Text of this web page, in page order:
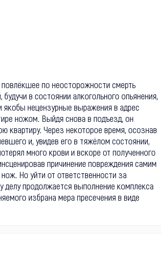
по неосторожности смерть
в состоянии алкогольного опьянения,
нецензурные выражения в адрес
ножом. Выйдя снова в подъезд, он
квартиру. Через некоторое время, осознав
и, увидев его в тяжёлом состоянии,
много крови и вскоре от полученного
причинение повреждения самим
Но уйти от ответственности за
делу продолжается выполнение комплекса
избрана мера пресечения в виде